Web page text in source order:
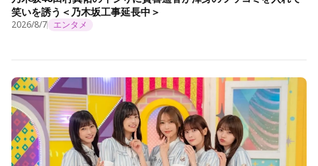
笑いを誘う＜乃木坂工事延長中＞
2026/8/7 エンタメ